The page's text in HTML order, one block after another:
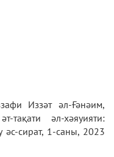
Иззәт әл-Ғәнәим,
тақати әл-хәяуияти:
әс-сират, 1-саны, 2023